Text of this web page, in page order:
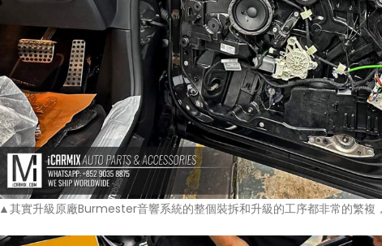
▲其實升級原廠Burmester音響系統的整個裝拆和升級的工序都非常的繁複